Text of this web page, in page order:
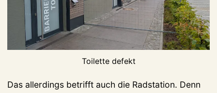
Toilette defekt
Das allerdings betrifft auch die Radstation. Denn